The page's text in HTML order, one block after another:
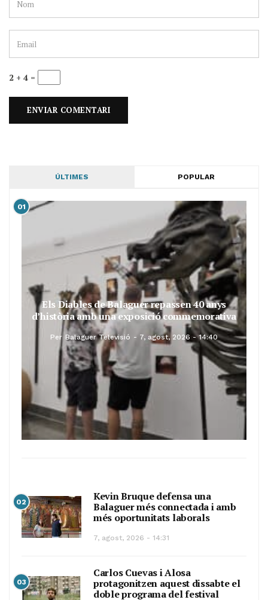
2 + 4 =
ÚLTIMES POPULAR
01
Els Diables de Balaguer repassen 40 anys
d’història amb una exposició commemorativa
Per Balaguer Televisió 7, agost, 2026 - 14:40
02
Kevin Bruque defensa una
Balaguer més connectada i amb
més oportunitats laborals
7, agost, 2026 - 14:31
03
Carlos Cuevas i Alosa
protagonitzen aquest dissabte el
doble programa del festival